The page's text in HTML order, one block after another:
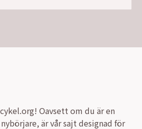
Oavsett om du är en
är vår sajt designad för